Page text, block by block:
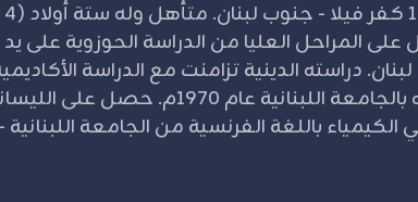
المراحل العليا من الدراسة الحوزوية على يد
دراسته الدينية تزامنت مع الدراسة
منذ التحاقه بالجامعة اللبنانية عام 1970م. حصل
الكيمياء باللغة الفرنسية من الجامعة